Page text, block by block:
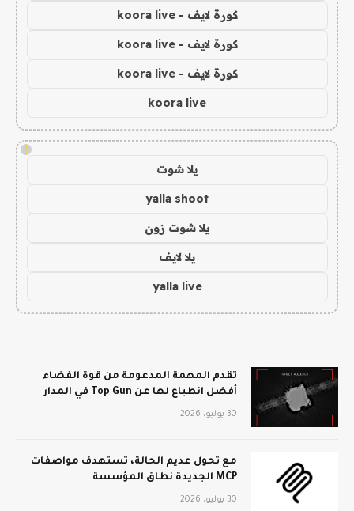
كورة لايف - koora live
كورة لايف - koora live
كورة لايف - koora live
koora live
!
يلا شوت
yalla shoot
يلا شوت زون
يلا لايف
yalla live
تقدم المهمة المدعومة من قوة الفضاء
أفضل انطباع لها عن Top Gun في المدار
30 يوليو، 2026
مع تحول عديم الحالة، تستهدف مواصفات
MCP الجديدة نطاق المؤسسة
30 يوليو، 2026